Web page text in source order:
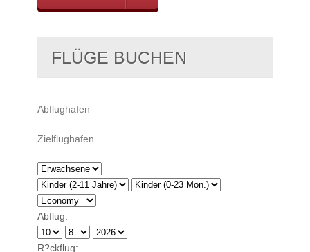
FLÜGE BUCHEN
Abflug:
R?ckflug: